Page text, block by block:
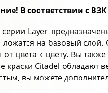
В соответствии с
серии Layer
ложатся на базовый
от цвета к цвету. Вы
краски Citadel
вы можете